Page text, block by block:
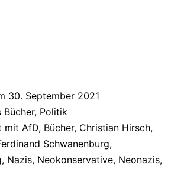
30. September 2021
Bücher, Politik
mit AfD, Bücher, Christian Hirsch,
Schwanenburg,
, Nazis, Neokonservative, Neonazis,